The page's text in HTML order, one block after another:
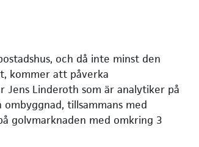
och då inte minst den
kommer att påverka
Linderoth som är analytiker på
tillsammans med
golvmarknaden med omkring 3